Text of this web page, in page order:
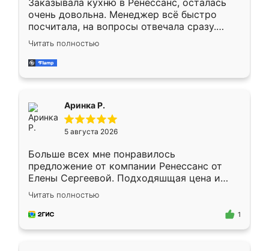
Заказывала кухню в Ренессанс, осталась
очень довольна. Менеджер всё быстро
посчитала, на вопросы отвечала сразу.
Замерщик приехал в субботу, подошёл к
делу со всей ответственностью. Собрали
за день, ребята работали аккуратно, даже
Читать полностью
Аринка Р.
5 августа 2026
Больше всех мне понравилось
предложение от компании Ренессанс от
Елены Сергеевой. Подходяшщая цена и
короткие сроки изготовления. Приехавший
для замера сотрудник Владислав
предложил по моему эскизу самый
Читать полностью
1